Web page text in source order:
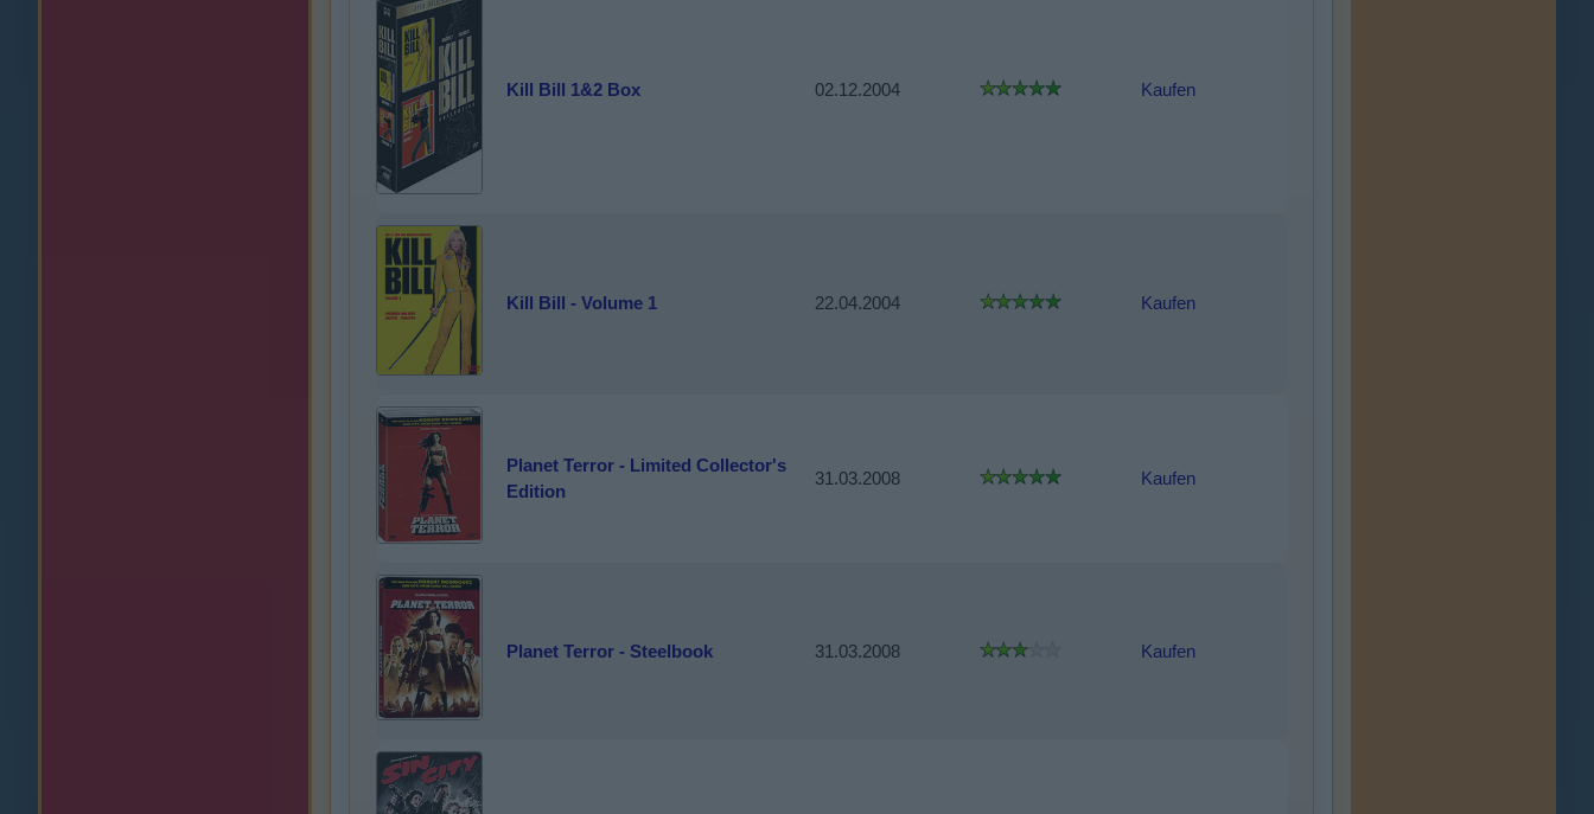
Kill Bill 1&2 Box 02.12.2004 Kaufen
Kill Bill - Volume 1 22.04.2004 Kaufen
Planet Terror - Limited Collector's
Edition
31.03.2008 Kaufen
Planet Terror - Steelbook 31.03.2008 Kaufen